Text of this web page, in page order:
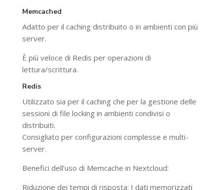
Memcached
Adatto per il caching distribuito o in ambienti con più
server.
È più veloce di Redis per operazioni di
lettura/scrittura.
Redis
Utilizzato sia per il caching che per la gestione delle
sessioni di file locking in ambienti condivisi o
distribuiti.
Consigliato per configurazioni complesse e multi-
server.
Benefici dell’uso di Memcache in Nextcloud:
Riduzione dei tempi di risposta: I dati memorizzati